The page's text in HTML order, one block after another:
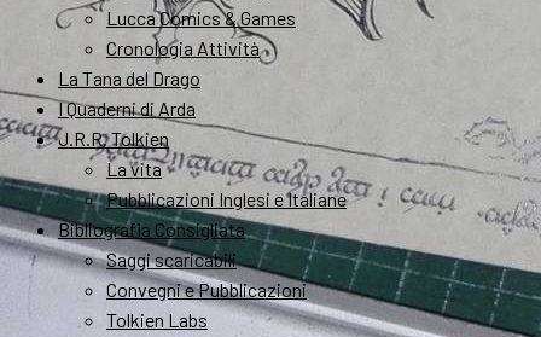
Lucca Comics & Games
Cronologia Attività
La Tana del Drago
I Quaderni di Arda
J.R.R. Tolkien
La vita
Pubblicazioni Inglesi e Italiane
Bibliografia Consigliata
Saggi scaricabili
Convegni e Pubblicazioni
Tolkien Labs